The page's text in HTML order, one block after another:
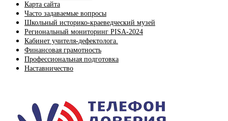
Карта сайта
Часто задаваемые вопросы
Школьный историко-краеведческий музей
Региональный мониторинг PISA-2024
Кабинет учителя-дефектолога.
Финансовая грамотность
Профессиональная подготовка
Наставничество